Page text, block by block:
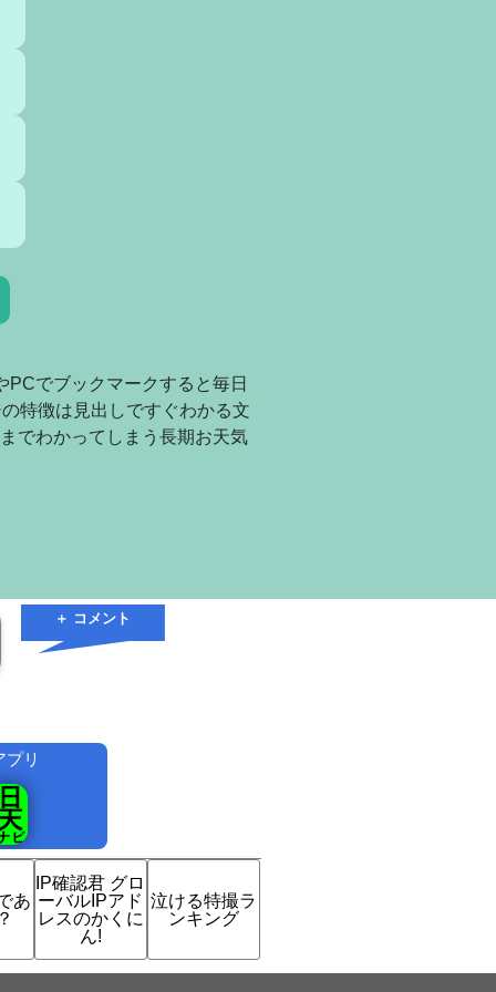
でブックマークすると毎日
特徴は見出しですぐわかる文
でわかってしまう長期お天気
＋ コメント
リ
あ
IP確認君 グロ
ーバルIPアド
レスのかくに
ん!
泣ける特撮ラ
ンキング